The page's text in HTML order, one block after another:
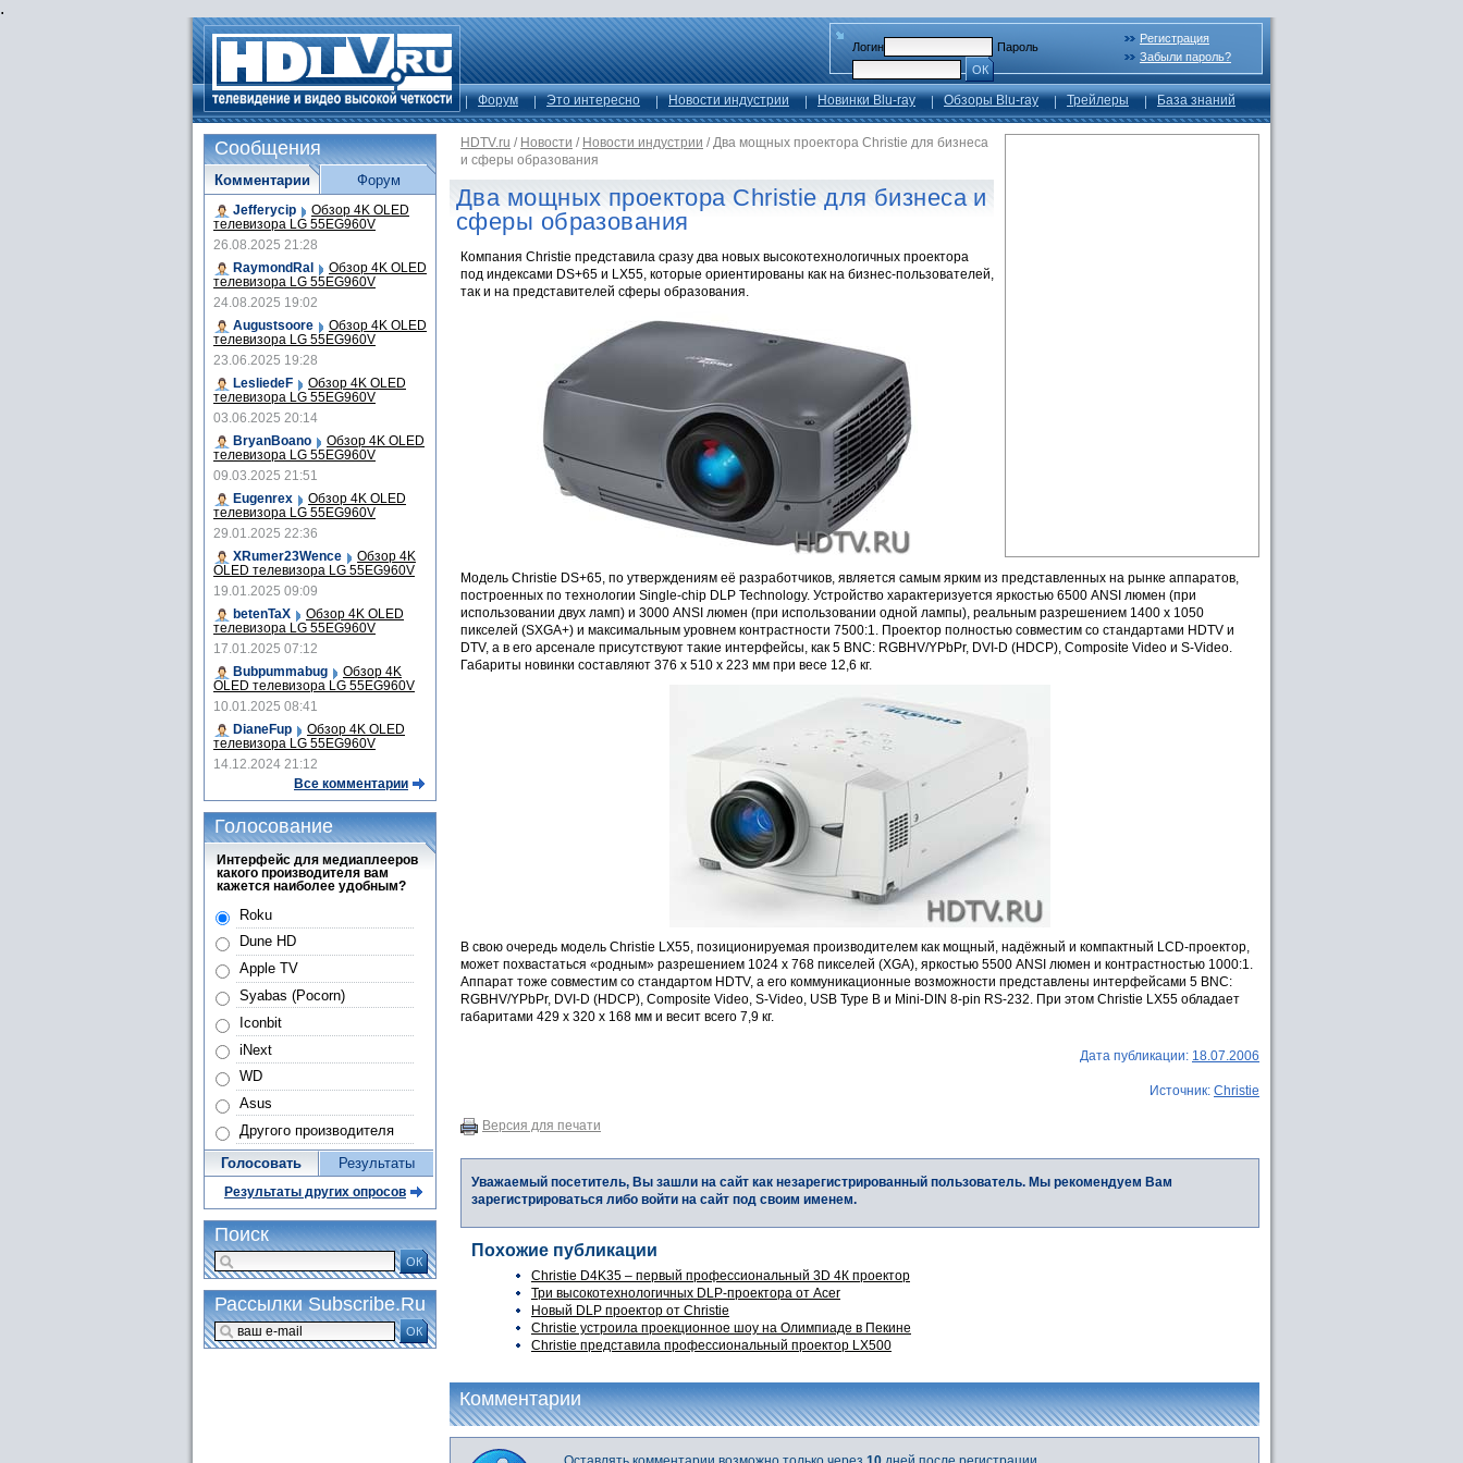
.
Логин
Пароль
ОК
Регистрация
Забыли пароль?
Форум Это интересно Новости индустрии Новинки Blu-ray Обзоры Blu-ray Трейлеры База знаний
HDTV.ru / Новости / Новости индустрии / Два мощных проектора Christie для бизнеса
и сферы образования
Два мощных проектора Christie для бизнеса и
сферы образования
Компания Christie представила сразу два новых высокотехнологичных проектора
под индексами DS+65 и LX55, которые ориентированы как на бизнес-пользователей,
так и на представителей сферы образования.
Модель Christie DS+65, по утверждениям её разработчиков, является самым ярким из представленных на рынке аппаратов,
построенных по технологии Single-chip DLP Technology. Устройство характеризуется яркостью 6500 ANSI люмен (при
использовании двух ламп) и 3000 ANSI люмен (при использовании одной лампы), реальным разрешением 1400 x 1050
пикселей (SXGA+) и максимальным уровнем контрастности 7500:1. Проектор полностью совместим со стандартами HDTV и
DTV, а в его арсенале присутствуют такие интерфейсы, как 5 BNC: RGBHV/YPbPr, DVI-D (HDCP), Composite Video и S-Video.
Габариты новинки составляют 376 x 510 x 223 мм при весе 12,6 кг.
В свою очередь модель Christie LX55, позиционируемая производителем как мощный, надёжный и компактный LCD-проектор,
может похвастаться «родным» разрешением 1024 x 768 пикселей (XGA), яркостью 5500 ANSI люмен и контрастностью 1000:1.
Аппарат тоже совместим со стандартом HDTV, а его коммуникационные возможности представлены интерфейсами 5 BNC:
RGBHV/YPbPr, DVI-D (HDCP), Composite Video, S-Video, USB Type B и Mini-DIN 8-pin RS-232. При этом Christie LX55 обладает
габаритами 429 x 320 x 168 мм и весит всего 7,9 кг.
Дата публикации: 18.07.2006
Источник: Christie
Версия для печати
Уважаемый посетитель, Вы зашли на сайт как незарегистрированный пользователь. Мы рекомендуем Вам
зарегистрироваться либо войти на сайт под своим именем.
Похожие публикации
Christie D4K35 – первый профессиональный 3D 4К проектор
Три высокотехнологичных DLP-проектора от Acer
Новый DLP проектор от Christie
Christie устроила проекционное шоу на Олимпиаде в Пекине
Christie представила профессиональный проектор LX500
Комментарии
Сообщения
Комментарии
Jefferycip Обзор 4K OLED
телевизора LG 55EG960V
26.08.2025 21:28
RaymondRal
Обзор 4K OLED
телевизора LG 55EG960V
24.08.2025 19:02
Augustsoore
Обзор 4K OLED
телевизора LG 55EG960V
23.06.2025 19:28
LesliedeF
Обзор 4K OLED
телевизора LG 55EG960V
03.06.2025 20:14
BryanBoano
Обзор 4K OLED
телевизора LG 55EG960V
09.03.2025 21:51
Eugenrex
Обзор 4K OLED
телевизора LG 55EG960V
29.01.2025 22:36
XRumer23Wence
Обзор 4K
OLED телевизора LG 55EG960V
19.01.2025 09:09
betenTaX
Обзор 4K OLED
телевизора LG 55EG960V
17.01.2025 07:12
Bubpummabug
Обзор 4K
OLED телевизора LG 55EG960V
10.01.2025 08:41
DianeFup
Обзор 4K OLED
телевизора LG 55EG960V
14.12.2024 21:12
Все комментарии
Форум
Голосование
Интерфейс для медиаплееров
какого производителя вам
кажется наиболее удобным?
Roku
Dune HD
Apple TV
Syabas (Pocorn)
Iconbit
iNext
WD
Asus
Другого производителя
Голосовать Результаты
Результаты других опросов
Поиск
ОК
Рассылки Subscribe.Ru
ОК